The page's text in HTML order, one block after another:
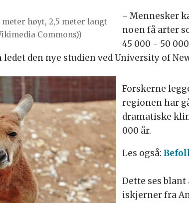
høyt, 2,5 meter langt
Commons))
- Mennesker
noen få arter
45 000 - 50
den nye studien ved University of
Forskerne
regionen har
dramatiske
000 år.
Les også:
Dette ses
iskjerner fra